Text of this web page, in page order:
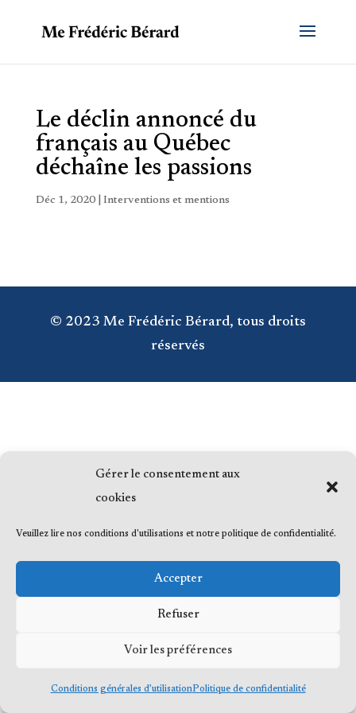
Gérer le consentement aux
cookies
Veuillez lire nos conditions d'utilisations et notre politique de confidentialité.
Accepter
Refuser
Voir les préférences
Conditions générales d’utilisationPolitique de confidentialité
Le déclin annoncé du
français au Québec
déchaîne les passions
Déc 1, 2020| Interventions et mentions
© 2023 Me Frédéric Bérard, tous droits
réservés